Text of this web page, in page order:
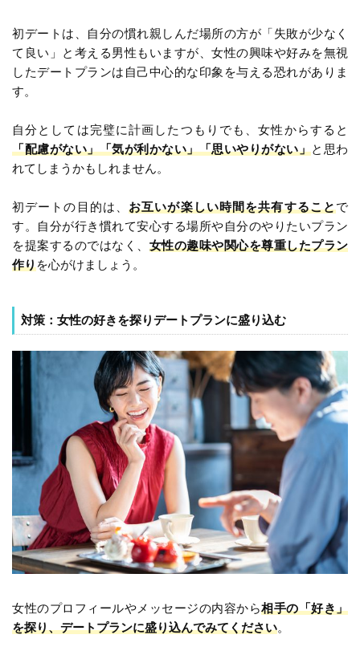
初デートは、自分の慣れ親しんだ場所の方が「失敗が少なく
て良い」と考える男性もいますが、女性の興味や好みを無視
したデートプランは自己中心的な印象を与える恐れがありま
す。
自分としては完璧に計画したつもりでも、女性からすると
「配慮がない」「気が利かない」「思いやりがない」と思わ
れてしまうかもしれません。
初デートの目的は、お互いが楽しい時間を共有することで
す。自分が行き慣れて安心する場所や自分のやりたいプラン
を提案するのではなく、 女性の趣味や関心を尊重したプラン
作りを心がけましょう。
対策：女性の好きを探りデートプランに盛り込む
女性のプロフィールやメッセージの内容から相手の「好き」
を探り、デートプランに盛り込んでみてください。